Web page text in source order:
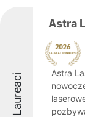
Laureaci
Astra
Astra